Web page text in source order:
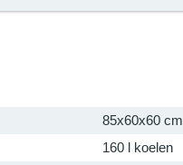
85x60x60 cm
160 l koelen